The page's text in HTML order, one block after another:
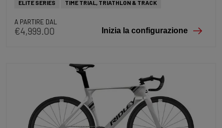
ELITE SERIES TIME TRIAL, TRIATHLON & TRACK
A PARTIRE DAL
€4,999.00 Inizia la configurazione